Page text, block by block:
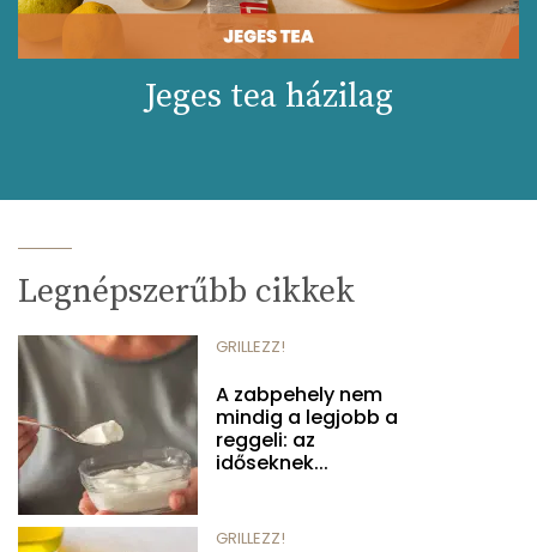
Jeges tea házilag
Legnépszerűbb cikkek
GRILLEZZ!
A zabpehely nem
mindig a legjobb a
reggeli: az
időseknek...
GRILLEZZ!